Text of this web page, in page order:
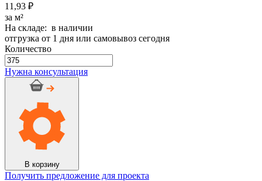
11,93 ₽
за м²
На складе: в наличии
отгрузка от 1 дня или самовывоз сегодня
Количество
Количество
товара
Рулон
толщ.
шир.1.5
дл.250
м
Нужна консультация
В корзину
Получить предложение для проекта